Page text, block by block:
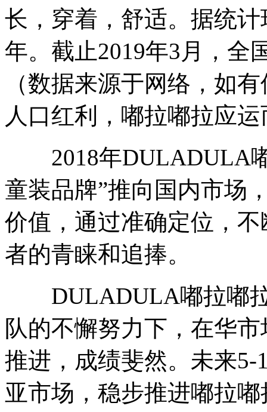
长，穿着，舒适。据统
年。截止2019年3月，全
（数据来源于网络，如
人口红利，嘟拉嘟拉应
2018年DULADULA嘟
童装品牌”推向国内市场
价值，通过准确定位，
者的青睐和追捧。
DULADULA嘟拉嘟拉
队的不懈努力下，在华
推进，成绩斐然。未来
亚市场，稳步推进嘟拉